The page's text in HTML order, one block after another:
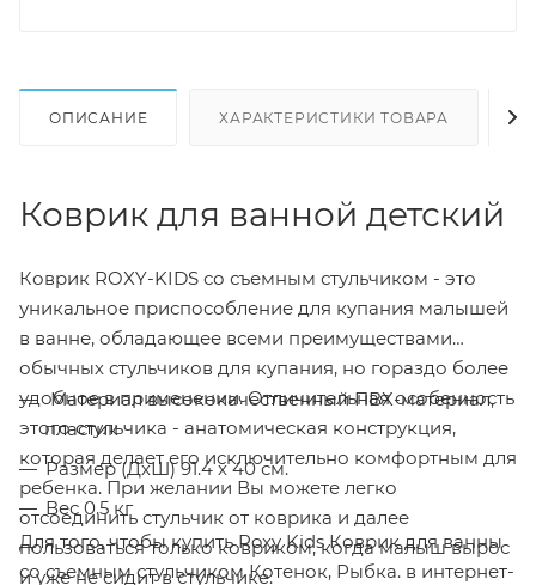
ОПИСАНИЕ ХАРАКТЕРИСТИКИ ТОВАРА
Коврик для ванной детский
Коврик ROXY-KIDS со съемным стульчиком - это
уникальное приспособление для купания малышей
в ванне, обладающее всеми преимуществами
обычных стульчиков для купания, но гораздо более
удобное в применении. Отличительная особенность
этого стульчика - анатомическая конструкция,
которая делает его исключительно комфортным для
ребенка. При желании Вы можете легко
отсоединить стульчик от коврика и далее
пользоваться только ковриком, когда малыш вырос
и уже не сидит в стульчике.
Материал высококачественный ПВХ-материал,
пластик
Размер (ДхШ) 91.4 х 40 см.
Вес 0.5 кг
Для того, чтобы купить Roxy Kids Коврик для ванны
со съемным стульчиком Котенок, Рыбка. в интернет-